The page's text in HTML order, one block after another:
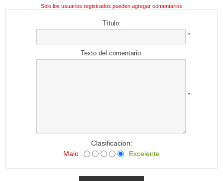
Sólo los usuarios registrados pueden agregar comentarios
Título:
*
Texto del comentario:
*
Clasificacion:
Malo
Excelente